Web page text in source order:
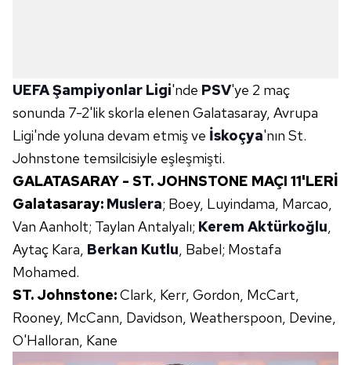
UEFA Şampiyonlar Ligi'nde PSV'ye 2 maç
sonunda 7-2'lik skorla elenen Galatasaray, Avrupa
Ligi'nde yoluna devam etmiş ve İskoçya'nın St.
Johnstone temsilcisiyle eşleşmişti.
GALATASARAY - ST. JOHNSTONE MAÇI 11'LERİ
Galatasaray: Muslera; Boey, Luyindama, Marcao,
Van Aanholt; Taylan Antalyalı; Kerem Aktürkoğlu,
Aytaç Kara, Berkan Kutlu, Babel; Mostafa
Mohamed.
ST. Johnstone:Clark, Kerr, Gordon, McCart,
Rooney, McCann, Davidson, Weatherspoon, Devine,
O'Halloran, Kane